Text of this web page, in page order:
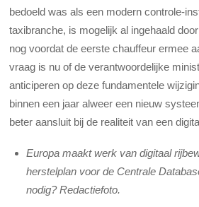
bedoeld was als een modern controle-
taxibranche, is mogelijk al ingehaald
nog voordat de eerste chauffeur ermee
vraag is nu of de verantwoordelijke
anticiperen op deze fundamentele
binnen een jaar alweer een nieuw
beter aansluit bij de realiteit van een
Europa maakt werk van digitaal
herstelplan voor de Centrale
nodig? Redactiefoto.